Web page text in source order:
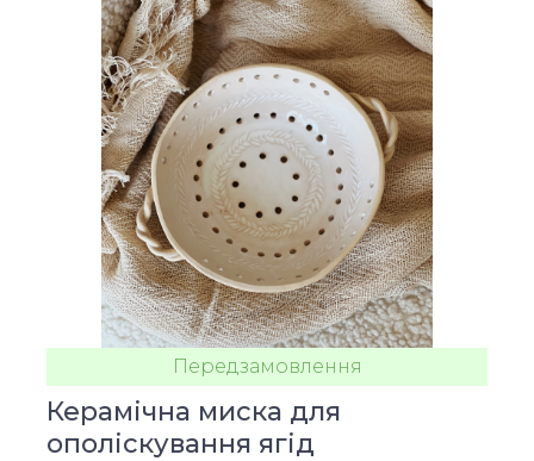
Передзамовлення
Керамічна миска для
ополіскування ягід